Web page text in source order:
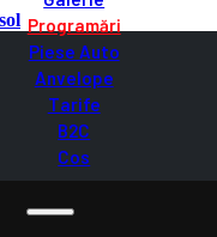
Programări
Piese Auto
Anvelope
Tarife
B2C
Cos